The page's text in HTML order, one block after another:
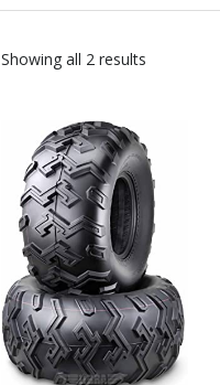
Showing all 2 results